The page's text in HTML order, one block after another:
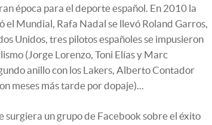
época para el deporte español. En 2010 la
el Mundial, Rafa Nadal se llevó Roland Garros,
Unidos, tres pilotos españoles se impusieron
(Jorge Lorenzo, Toni Elías y Marc
anillo con los Lakers, Alberto Contador
meses más tarde por dopaje)...
surgiera un grupo de Facebook sobre el éxito